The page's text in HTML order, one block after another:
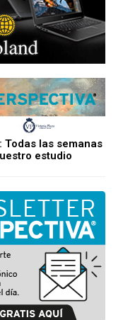
Todas las semanas
estudio